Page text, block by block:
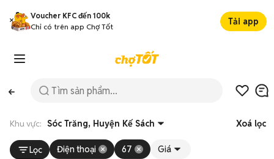
Voucher KFC đến 100k
Chỉ có trên app Chợ Tốt
Tải app
Khu vực: Sóc Trăng, Huyện Kế Sách Xoá lọc
Lọc Điện thoại 67 Giá